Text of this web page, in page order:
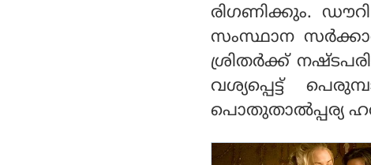
രിഗണിക്കും.
സംസ്ഥാന
ശ്രിതർക്ക്
വശ്യപ്പെട്ട്
പൊതുതാൽപ്പര്യ